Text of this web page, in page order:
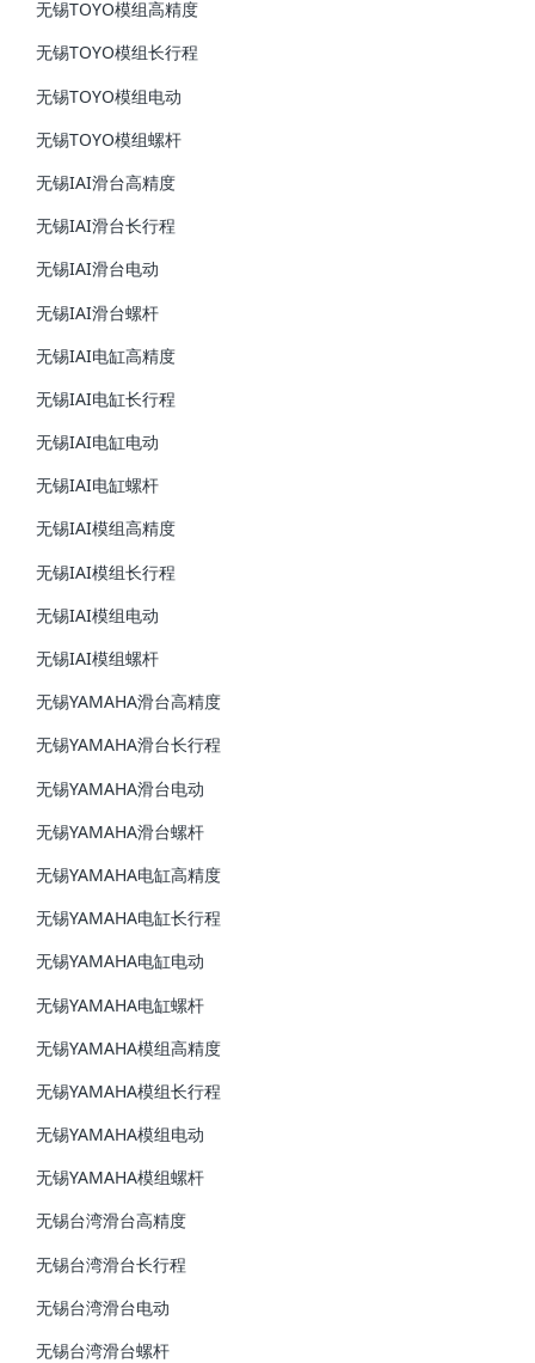
无锡TOYO模组高精度
无锡TOYO模组长行程
无锡TOYO模组电动
无锡TOYO模组螺杆
无锡IAI滑台高精度
无锡IAI滑台长行程
无锡IAI滑台电动
无锡IAI滑台螺杆
无锡IAI电缸高精度
无锡IAI电缸长行程
无锡IAI电缸电动
无锡IAI电缸螺杆
无锡IAI模组高精度
无锡IAI模组长行程
无锡IAI模组电动
无锡IAI模组螺杆
无锡YAMAHA滑台高精度
无锡YAMAHA滑台长行程
无锡YAMAHA滑台电动
无锡YAMAHA滑台螺杆
无锡YAMAHA电缸高精度
无锡YAMAHA电缸长行程
无锡YAMAHA电缸电动
无锡YAMAHA电缸螺杆
无锡YAMAHA模组高精度
无锡YAMAHA模组长行程
无锡YAMAHA模组电动
无锡YAMAHA模组螺杆
无锡台湾滑台高精度
无锡台湾滑台长行程
无锡台湾滑台电动
无锡台湾滑台螺杆